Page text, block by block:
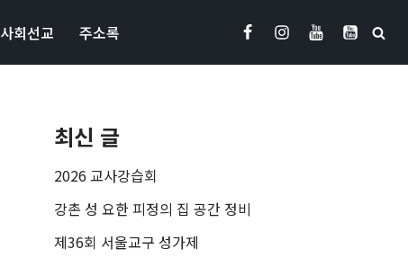
사회선교 주소록
최신 글
2026 교사강습회
강촌 성 요한 피정의 집 공간 정비
제36회 서울교구 성가제